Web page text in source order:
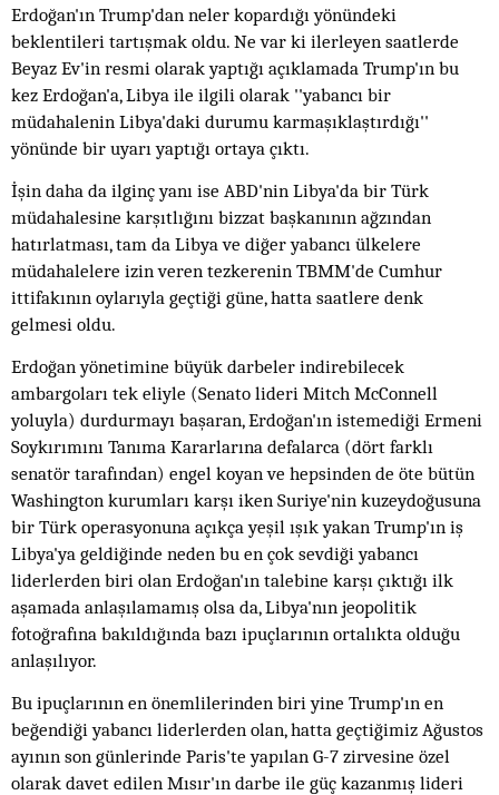
Erdoğan'ın Trump'dan neler kopardığı yönündeki
beklentileri tartışmak oldu. Ne var ki ilerleyen saatlerde
Beyaz Ev'in resmi olarak yaptığı açıklamada Trump'ın bu
kez Erdoğan'a, Libya ile ilgili olarak ''yabancı bir
müdahalenin Libya'daki durumu karmaşıklaştırdığı''
yönünde bir uyarı yaptığı ortaya çıktı.
İşin daha da ilginç yanı ise ABD'nin Libya'da bir Türk
müdahalesine karşıtlığını bizzat başkanının ağzından
hatırlatması, tam da Libya ve diğer yabancı ülkelere
müdahalelere izin veren tezkerenin TBMM'de Cumhur
ittifakının oylarıyla geçtiği güne, hatta saatlere denk
gelmesi oldu.
Erdoğan yönetimine büyük darbeler indirebilecek
ambargoları tek eliyle (Senato lideri Mitch McConnell
yoluyla) durdurmayı başaran, Erdoğan'ın istemediği Ermeni
Soykırımını Tanıma Kararlarına defalarca (dört farklı
senatör tarafından) engel koyan ve hepsinden de öte bütün
Washington kurumları karşı iken Suriye'nin kuzeydoğusuna
bir Türk operasyonuna açıkça yeşil ışık yakan Trump'ın iş
Libya'ya geldiğinde neden bu en çok sevdiği yabancı
liderlerden biri olan Erdoğan'ın talebine karşı çıktığı ilk
aşamada anlaşılamamış olsa da, Libya'nın jeopolitik
fotoğrafına bakıldığında bazı ipuçlarının ortalıkta olduğu
anlaşılıyor.
Bu ipuçlarının en önemlilerinden biri yine Trump'ın en
beğendiği yabancı liderlerden olan, hatta geçtiğimiz Ağustos
ayının son günlerinde Paris'te yapılan G-7 zirvesine özel
olarak davet edilen Mısır'ın darbe ile güç kazanmış lideri